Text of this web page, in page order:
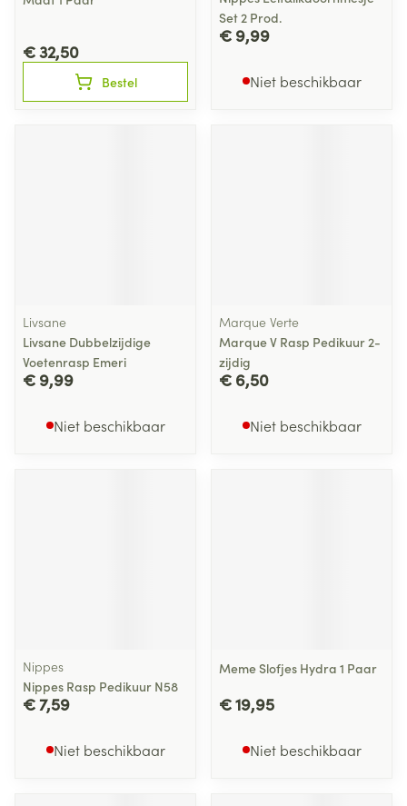
€ 32,50
Bestel
Set 2 Prod.
€ 9,99
Niet beschikbaar
Livsane
Livsane Dubbelzijdige
Voetenrasp Emeri
€ 9,99
Niet beschikbaar
Marque Verte
Marque V Rasp Pedikuur 2-
zijdig
€ 6,50
Niet beschikbaar
Nippes
Nippes Rasp Pedikuur N58
€ 7,59
Niet beschikbaar
Meme Slofjes Hydra 1 Paar
€ 19,95
Niet beschikbaar